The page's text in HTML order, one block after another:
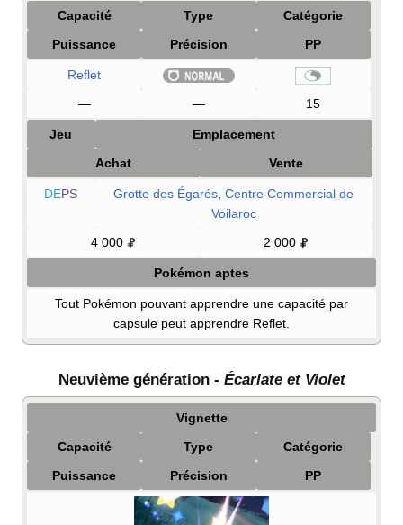
Capacité Type
Catégorie
Puissance
Précision PP
Reflet
—
— 15
Jeu
Emplacement
Achat
Vente
DEPS Grotte des Égarés ,Centre Commercial de
Voilaroc
4 000
2 000
Pokémon aptes
Tout Pokémon pouvant apprendre une capacité par
capsule peut apprendre Reflet.
Neuvième génération - Écarlate et Violet
Vignette
Capacité
Type
Catégorie
Puissance
Précision PP